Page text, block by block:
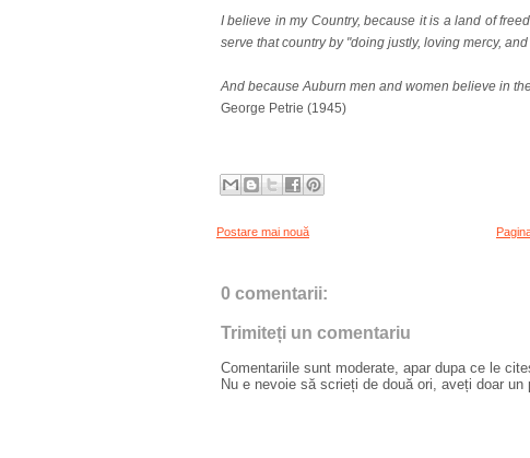
I believe in my Country, because it is a land of
serve that country by "doing justly, loving mercy,
And because Auburn men and women believe in
George Petrie (1945)
Postare mai nouă
0 comentarii:
Trimiteți un comentariu
Comentariile sunt moderate, apar dupa ce le
Nu e nevoie să scrieți de două ori, aveți doar un